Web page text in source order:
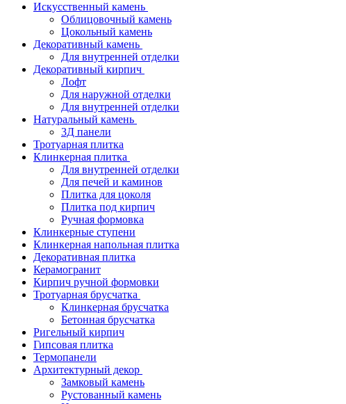
Искусственный камень
Облицовочный камень
Цокольный камень
Декоративный камень
Для внутренней отделки
Декоративный кирпич
Лофт
Для наружной отделки
Для внутренней отделки
Натуральный камень
3Д панели
Тротуарная плитка
Клинкерная плитка
Для внутренней отделки
Для печей и каминов
Плитка для цоколя
Плитка под кирпич
Ручная формовка
Клинкерные ступени
Клинкерная напольная плитка
Декоративная плитка
Керамогранит
Кирпич ручной формовки
Тротуарная брусчатка
Клинкерная брусчатка
Бетонная брусчатка
Ригельный кирпич
Гипсовая плитка
Термопанели
Архитектурный декор
Замковый камень
Рустованный камень